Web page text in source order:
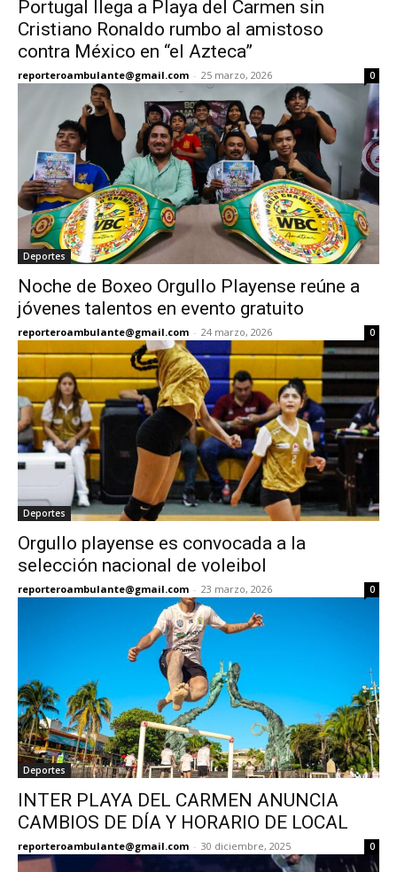
Portugal llega a Playa del Carmen sin
Cristiano Ronaldo rumbo al amistoso
contra México en “el Azteca”
reporteroambulante@gmail.com - 25 marzo, 2026 0
Deportes
Noche de Boxeo Orgullo Playense reúne a
jóvenes talentos en evento gratuito
reporteroambulante@gmail.com - 24 marzo, 2026 0
Deportes
Orgullo playense es convocada a la
selección nacional de voleibol
reporteroambulante@gmail.com - 23 marzo, 2026 0
Deportes
INTER PLAYA DEL CARMEN ANUNCIA
CAMBIOS DE DÍA Y HORARIO DE LOCAL
reporteroambulante@gmail.com - 30 diciembre, 2025 0